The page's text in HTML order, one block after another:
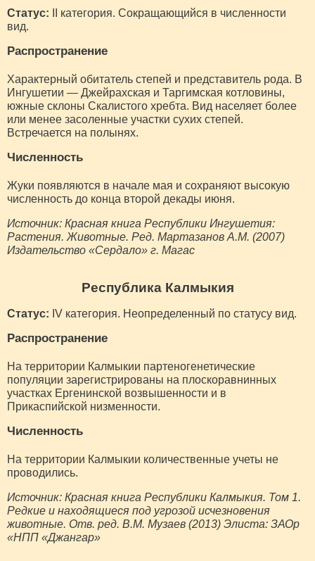
Статус: II категория. Сокращающийся в численности
вид.
Распространение
Характерный обитатель степей и представитель рода. В
Ингушетии — Джейрахская и Таргимская котловины,
южные склоны Скалистого хребта. Вид населяет более
или менее засоленные участки сухих степей.
Встречается на полынях.
Численность
Жуки появляются в начале мая и сохраняют высокую
численность до конца второй декады июня.
Источник: Красная книга Республики Ингушетия:
Растения. Животные. Ред. Мартазанов А.М. (2007)
Издательство «Сердало» г. Магас
Республика Калмыкия
Статус: IV категория. Неопределенный по статусу вид.
Распространение
На территории Калмыкии партеногенетические
популяции зарегистрированы на плоскоравнинных
участках Ергенинской возвышенности и в
Прикаспийской низменности.
Численность
На территории Калмыкии количественные учеты не
проводились.
Источник: Красная книга Республики Калмыкия. Том 1.
Редкие и находящиеся под угрозой исчезновения
животные. Отв. ред. В.М. Музаев (2013) Элиста: ЗАОр
«НПП «Джангар»